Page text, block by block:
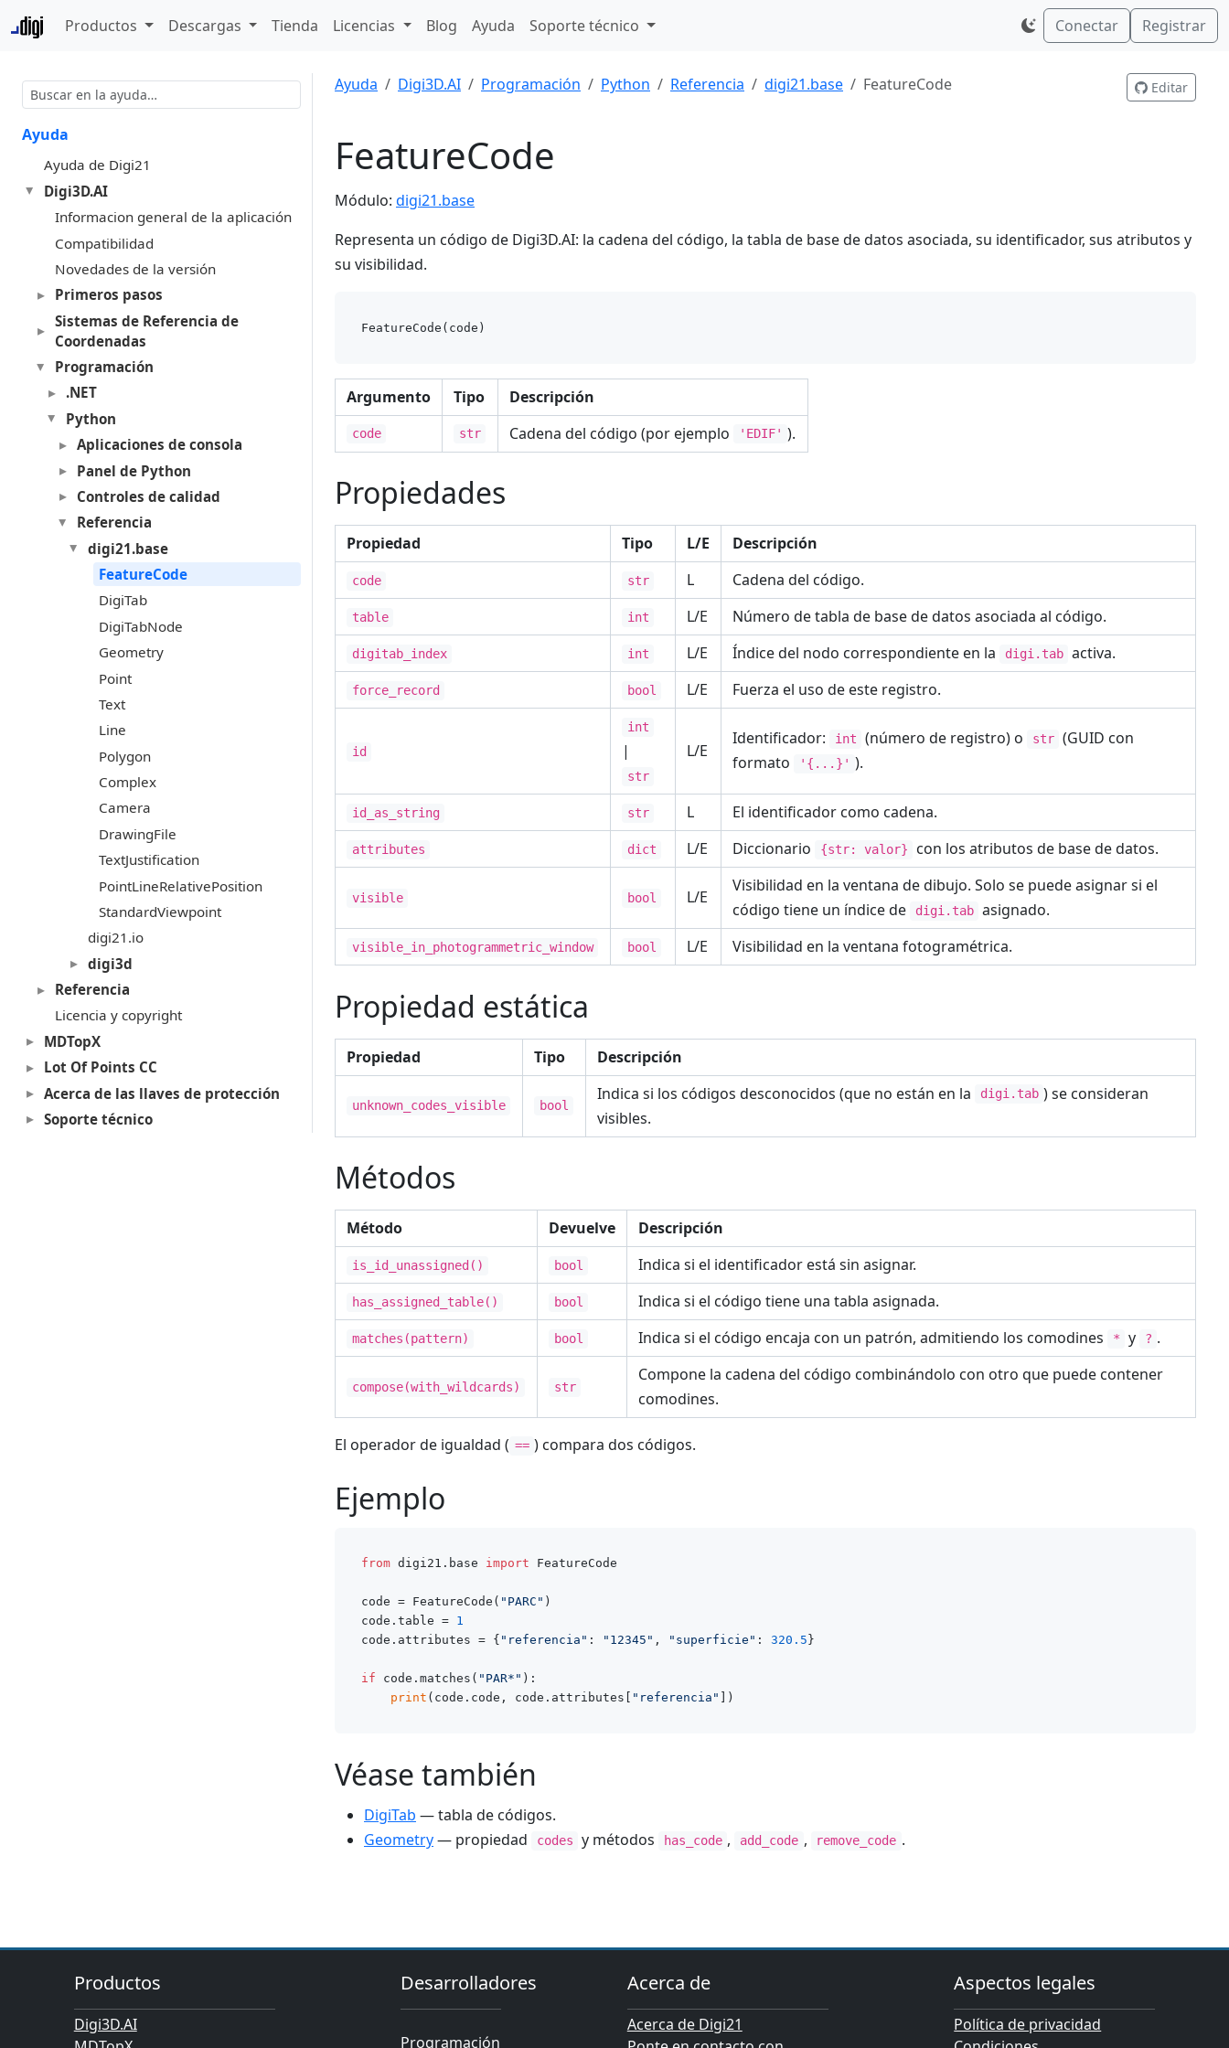
Productos Descargas Tienda Licencias Blog Ayuda Soporte técnico Conectar Registrar
Ayuda
Ayuda de Digi21
Digi3D.AI
Informacion general de la aplicación
Compatibilidad
Novedades de la versión
Primeros pasos
Sistemas de Referencia de
Coordenadas
Programación
.NET
Python
Aplicaciones de consola
Panel de Python
Controles de calidad
Referencia
digi21.base
FeatureCode
DigiTab
DigiTabNode
Geometry
Point
Text
Line
Polygon
Complex
Camera
DrawingFile
TextJustification
PointLineRelativePosition
StandardViewpoint
digi21.io
digi3d
Referencia
Licencia y copyright
MDTopX
Lot Of Points CC
Acerca de las llaves de protección
Soporte técnico
Ayuda Digi3D.AI Programación Python Referencia digi21.base FeatureCode Editar
FeatureCode
Módulo: digi21.base
Representa un código de Digi3D.AI: la cadena del código, la tabla de base de datos asociada, su identificador, sus atributos y
su visibilidad.
Argumento Tipo Descripción
code str Cadena del código (por ejemplo 'EDIF' ).
Propiedades
Propiedad Tipo L/E Descripción
code str L Cadena del código.
table int L/E Número de tabla de base de datos asociada al código.
digitab_index int L/E Índice del nodo correspondiente en la digi.tab activa.
force_record bool L/E Fuerza el uso de este registro.
id
int
|
str
L/E
Identificador: int (número de registro) o str (GUID con
formato
'{...}' ).
id_as_string str L El identificador como cadena.
attributes dict L/E Diccionario {str: valor} con los atributos de base de datos.
visible bool L/E
Visibilidad en la ventana de dibujo. Solo se puede asignar si el
código tiene un índice de
digi.tab asignado.
visible_in_photogrammetric_window bool L/E Visibilidad en la ventana fotogramétrica.
Propiedad estática
Propiedad Tipo Descripción
unknown_codes_visible bool
Indica si los códigos desconocidos (que no están en la digi.tab ) se consideran
visibles.
Métodos
Método Devuelve Descripción
is_id_unassigned() bool Indica si el identificador está sin asignar.
has_assigned_table() bool Indica si el código tiene una tabla asignada.
matches(pattern) bool Indica si el código encaja con un patrón, admitiendo los comodines * y ? .
compose(with_wildcards) str
Compone la cadena del código combinándolo con otro que puede contener
comodines.
El operador de igualdad ( == ) compara dos códigos.
Ejemplo
from digi21.base import FeatureCode
code = FeatureCode( "PARC" )
code.table = 1
code.attributes = { "referencia" : "12345" , "superficie" : 320.5 }
if code.matches( "PAR*" ):
print (code.code, code.attributes[ "referencia"
Véase también
DigiTab — tabla de códigos.
Geometry— propiedad codes y métodos has_code , add_code , remove_code .
Productos
Digi3D.AI
Desarrolladores
Programación
Acerca de
Acerca de Digi21
Aspectos legales
Política de privacidad